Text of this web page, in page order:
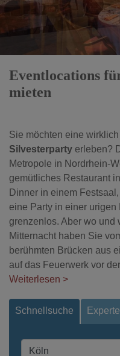
Eventlocations
mieten
Sie möchten eine
Silvesterparty erleben?
Metropole in Nordrhein-
gemütliches Restaurant
Dinner in einem
eine Party in einer
grenzenlos. Aber wo und
Mitternacht haben Sie
berühmten Brücken aus
auf das Feuerwerk vor
Weiterlesen >
Schnellsuche